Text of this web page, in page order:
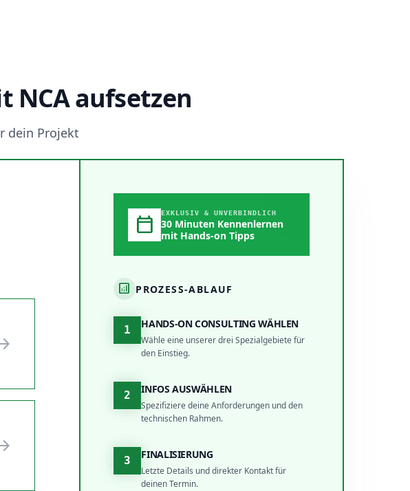
NCA aufsetzen
dein Projekt
calendar_today EXKLUSIV & UNVERBINDLICH
30 Minuten Kennenlernen
mit Hands-on Tipps
analytics PROZESS-ABLAUF
1 HANDS-ON CONSULTING WÄHLEN
Wähle eine unserer drei Spezialgebiete für
den Einstieg.
2 INFOS AUSWÄHLEN
Spezifiziere deine Anforderungen und den
technischen Rahmen.
3 FINALISIERUNG
Letzte Details und direkter Kontakt für
deinen Termin.